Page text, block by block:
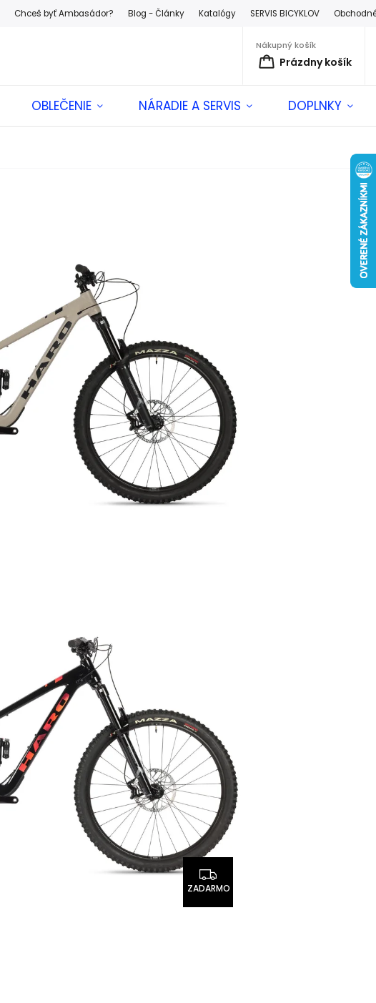
Chceš byť Ambasádor? Blog - Články Katalógy SERVIS BICYKLOV
Nákupný košík
Prázdny košík
OBLEČENIE NÁRADIE A SERVIS DOPLNKY
ZADARMO